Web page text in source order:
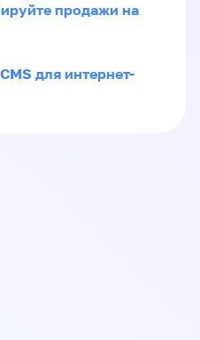
продажи на
CMS для интернет-